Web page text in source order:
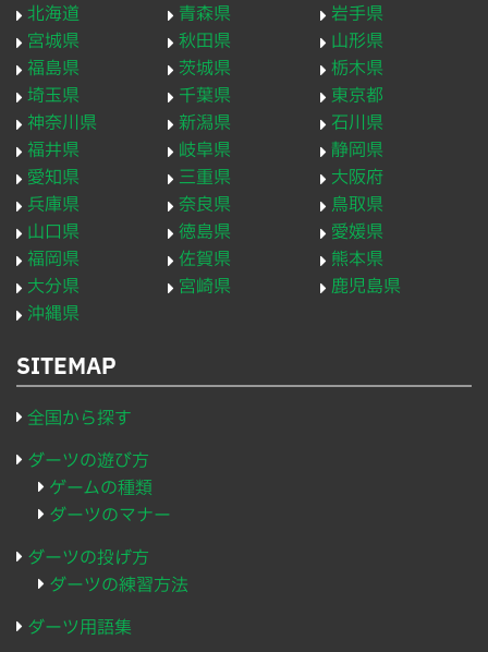
北海道 青森県
岩手県
宮城県
秋田県
山形県
福島県
茨城県
栃木県
埼玉県
千葉県
東京都
神奈川県
新潟県
石川県
福井県
岐阜県
静岡県
愛知県
三重県
大阪府
兵庫県
奈良県
鳥取県
山口県
徳島県
愛媛県
福岡県
佐賀県
熊本県
大分県
宮崎県
鹿児島県
沖縄県
SITEMAP
全国から探す
ダーツの遊び方
ゲームの種類
ダーツのマナー
ダーツの投げ方
ダーツの練習方法
ダーツ用語集